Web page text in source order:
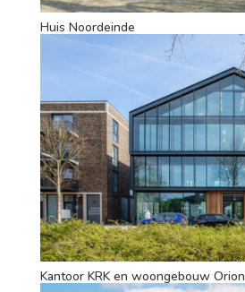
Huis Noordeinde
Kantoor KRK en woongebouw Orion